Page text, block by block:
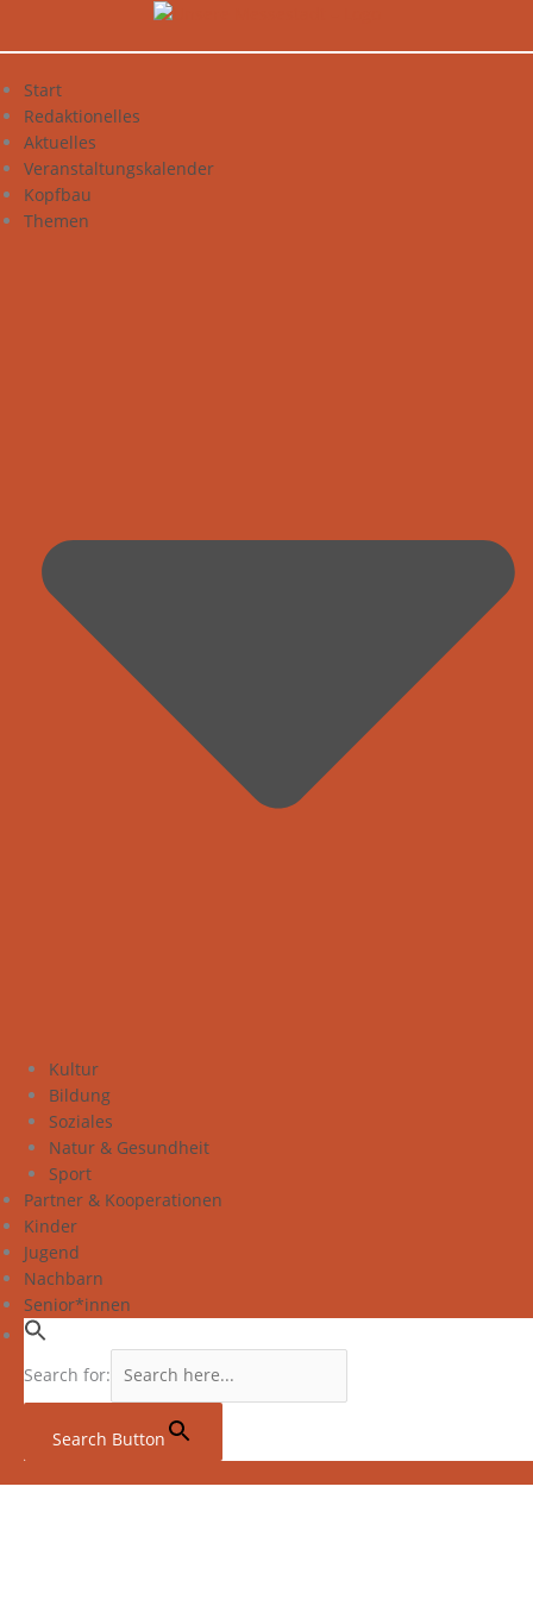
Start
Redaktionelles
Aktuelles
Veranstaltungskalender
Kopfbau
Themen
Kultur
Bildung
Soziales
Natur & Gesundheit
Sport
Partner & Kooperationen
Kinder
Jugend
Nachbarn
Senior*innen
Search for:
Search Button